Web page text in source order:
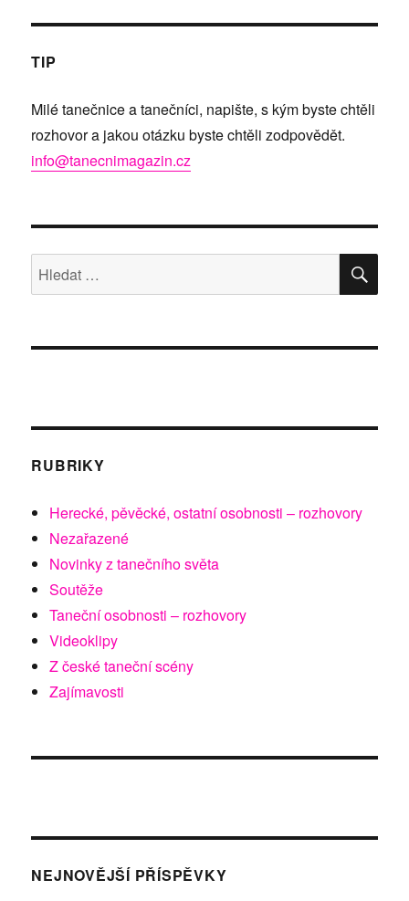
TIP
Milé tanečnice a tanečníci, napište, s kým byste chtěli
rozhovor a jakou otázku byste chtěli zodpovědět.
info@tanecnimagazin.cz
Hledat:
RUBRIKY
Herecké, pěvěcké, ostatní osobnosti – rozhovory
Nezařazené
Novinky z tanečního světa
Soutěže
Taneční osobnosti – rozhovory
Videoklipy
Z české taneční scény
Zajímavosti
NEJNOVĚJŠÍ PŘÍSPĚVKY